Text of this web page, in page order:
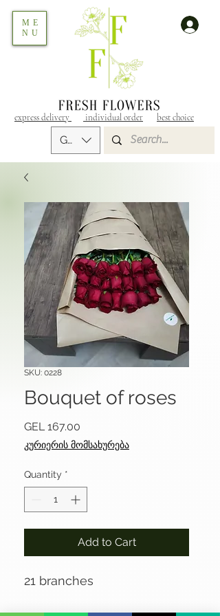
GEL (GEL)
express delivery individual order best choice
ME
NU
SKU: 0228
Bouquet of roses
GEL 167.00
კურიერის მომსახურება
Quantity *
Add to Cart
21 branches